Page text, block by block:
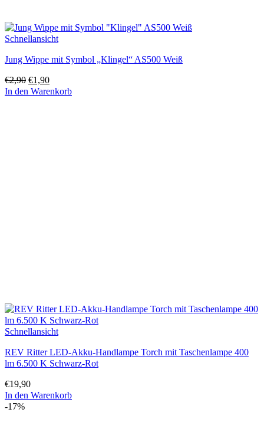
Schnellansicht
Jung Wippe mit Symbol „Klingel“ AS500 Weiß
€2,90 Ursprünglicher
Preis
€1,90Aktueller
Preis
In den Warenkorb
Schnellansicht
REV Ritter LED-Akku-Handlampe Torch mit Taschenlampe 400
lm 6.500 K Schwarz-Rot
€19,90
In den Warenkorb
-17%